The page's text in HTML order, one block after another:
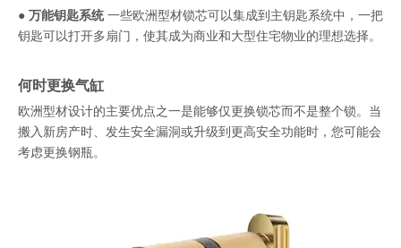
● 万能钥匙系统一些欧洲型材锁芯可以集成到主钥匙系统中，一把
钥匙可以打开多扇门，使其成为商业和大型住宅物业的理想选择。
何时更换气缸
欧洲型材设计的主要优点之一是能够仅更换锁芯而不是整个锁。当
搬入新房产时、发生安全漏洞或升级到更高安全功能时，您可能会
考虑更换钢瓶。